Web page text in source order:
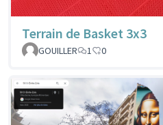
Terrain de Basket 3x3
GOUILLER
1 0